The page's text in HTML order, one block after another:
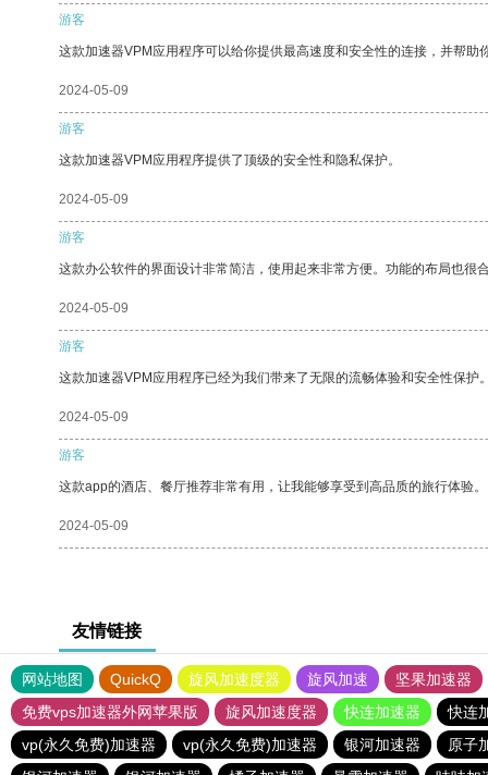
游客
这款加速器VPM应用程序可以给你提供最高速度和安全性的连接，并帮助
2024-05-09
游客
这款加速器VPM应用程序提供了顶级的安全性和隐私保护。
2024-05-09
游客
这款办公软件的界面设计非常简洁，使用起来非常方便。功能的布局也很
2024-05-09
游客
这款加速器VPM应用程序已经为我们带来了无限的流畅体验和安全性保护
2024-05-09
游客
这款app的酒店、餐厅推荐非常有用，让我能够享受到高品质的旅行体验。
2024-05-09
友情链接
网站地图 QuickQ 旋风加速度器 旋风加速
坚果加速器
免费vps加速器外网苹果版
旋风加速度器 快连加速器
快连
vp(永久免费)加速器
vp(永久免费)加速器 银河加速器
原子